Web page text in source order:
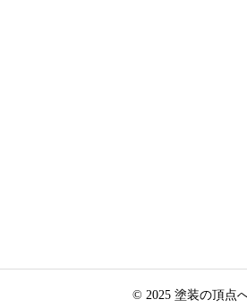
© 2025 塗装の頂点